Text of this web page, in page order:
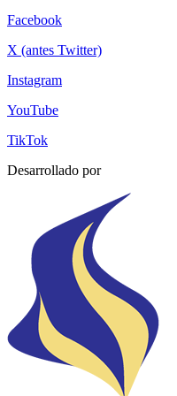
Facebook
X (antes Twitter)
Instagram
YouTube
TikTok
Desarrollado por